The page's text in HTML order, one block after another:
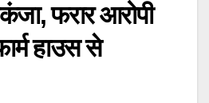
फरार आरोपी
हाउस से